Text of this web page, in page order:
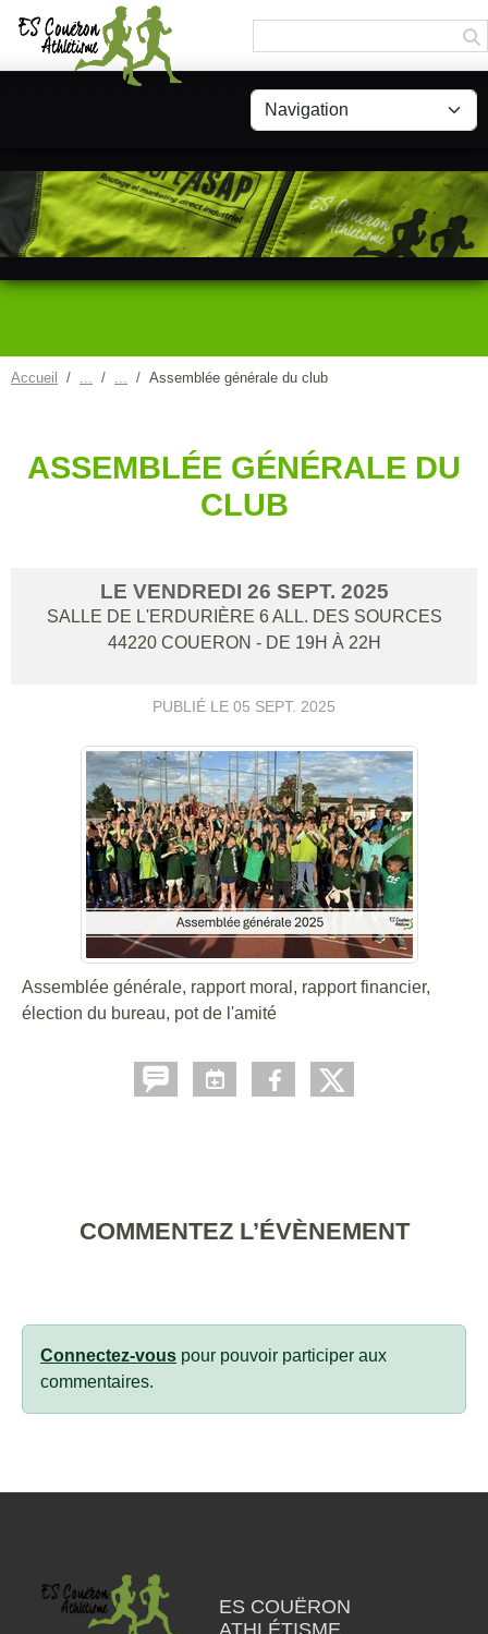
Accueil Assemblée générale du club
ASSEMBLÉE GÉNÉRALE DU
CLUB
LE VENDREDI 26 SEPT. 2025
SALLE DE L'ERDURIÈRE 6 ALL. DES SOURCES
44220 COUERON - DE 19H À 22H
PUBLIÉ LE 05 SEPT. 2025
Assemblée générale, rapport moral, rapport financier,
élection du bureau, pot de l'amité
COMMENTEZ L’ÉVÈNEMENT
Connectez-vous pour pouvoir participer aux
commentaires.
ES COUËRON
ATHLÉTISME
Panneau de gestion des cookies